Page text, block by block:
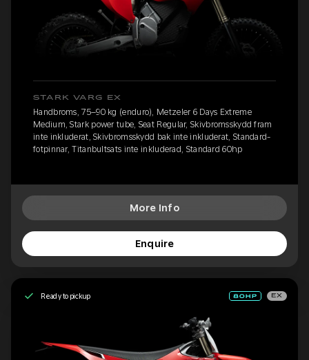
STARK VARG EX
Handbroms, 75–90 kg (enduro), Metzeler 6 Days Extreme
Medium, Stark power tube, Seat Regular, Skivbromsskydd fram
inte inkluderat, Skivbromsskydd bak inte inkluderat, Standard-
fotpinnar, Titanbultsats inte inkluderad, Standard 60hp
More Info
Enquire
Ready to pickup EX